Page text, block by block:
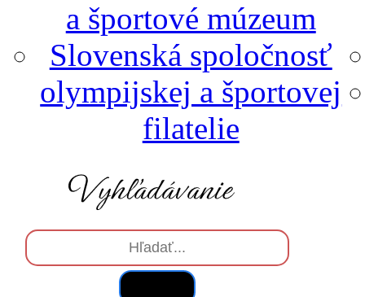
a športové múzeum
Slovenská spoločnosť
olympijskej a športovej
filatelie